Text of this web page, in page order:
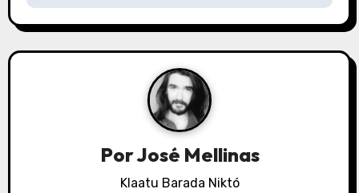
g
a
PorJosé Mellinas
Klaatu Barada Niktó